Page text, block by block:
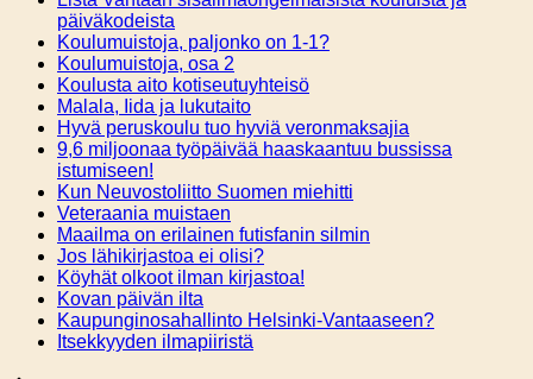
päiväkodeista
Koulumuistoja, paljonko on 1-1?
Koulumuistoja, osa 2
Koulusta aito kotiseutuyhteisö
Malala, Iida ja lukutaito
Hyvä peruskoulu tuo hyviä veronmaksajia
9,6 miljoonaa työpäivää haaskaantuu bussissa
istumiseen!
Kun Neuvostoliitto Suomen miehitti
Veteraania muistaen
Maailma on erilainen futisfanin silmin
Jos lähikirjastoa ei olisi?
Köyhät olkoot ilman kirjastoa!
Kovan päivän ilta
Kaupunginosahallinto Helsinki-Vantaaseen?
Itsekkyyden ilmapiiristä